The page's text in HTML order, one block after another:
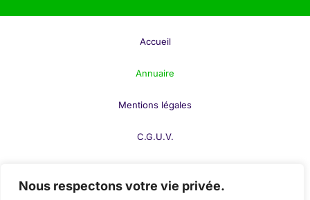
Nous respectons votre vie privée.
accumulées, d’améliorer la qualité du sommeil et de
quotidien. La relaxation est idéale pour ceux qui
pause mentale
?
Accueil
Annuaire
Mentions légales
C.G.U.V.